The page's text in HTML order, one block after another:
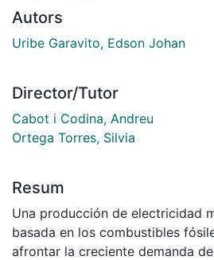
Autors
Uribe Garavito, Edson Johan
Director/Tutor
Cabot i Codina, Andreu
Ortega Torres, Silvia
Resum
Una producción de electricidad
basada en los combustibles
afrontar la creciente demanda